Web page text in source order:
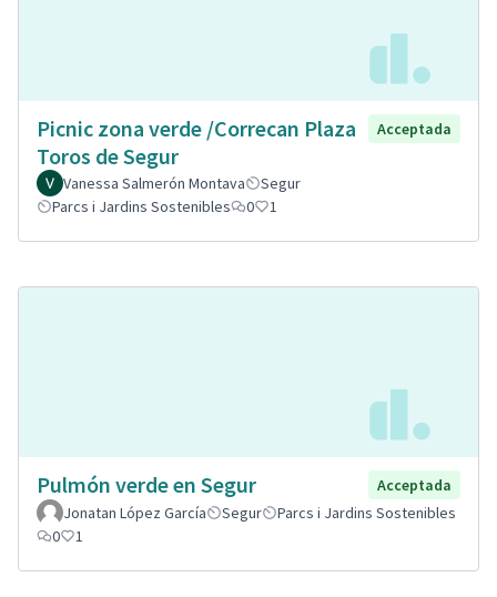
Picnic zona verde /Correcan Plaza
Toros de Segur
Acceptada
Vanessa Salmerón Montava
Segur
Parcs i Jardins Sostenibles
0 1
Pulmón verde en Segur
Acceptada
Jonatan López García
Segur
Parcs i Jardins Sostenibles
0
1